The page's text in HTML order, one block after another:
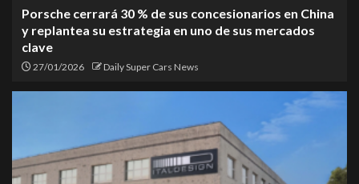
Porsche cerrará 30 % de sus concesionarios en China
y replantea su estrategia en uno de sus mercados
clave
27/01/2026 Daily Super Cars News